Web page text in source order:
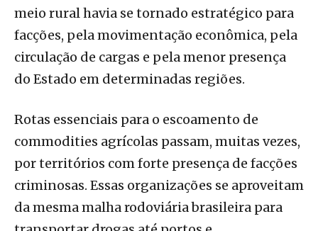
meio rural havia se tornado estratégico para
facções, pela movimentação econômica, pela
circulação de cargas e pela menor presença
do Estado em determinadas regiões.
Rotas essenciais para o escoamento de
commodities agrícolas passam, muitas vezes,
por territórios com forte presença de facções
criminosas. Essas organizações se aproveitam
da mesma malha rodoviária brasileira para